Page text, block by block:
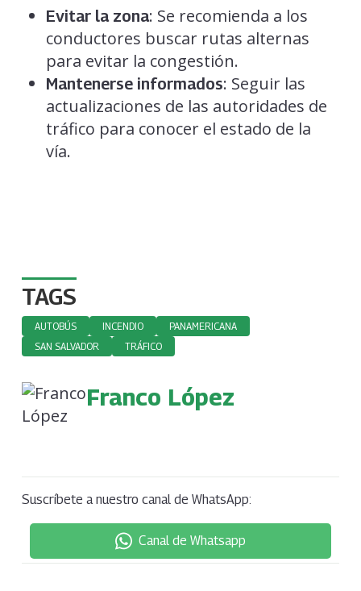
Evitar la zona: Se recomienda a los
conductores buscar rutas alternas
para evitar la congestión.
Mantenerse informados: Seguir las
actualizaciones de las autoridades de
tráfico para conocer el estado de la
vía.
TAGS
AUTOBÚS INCENDIO
PANAMERICANA
SAN SALVADOR
TRÁFICO
Franco López
Suscríbete a nuestro canal de WhatsApp:
Canal de Whatsapp